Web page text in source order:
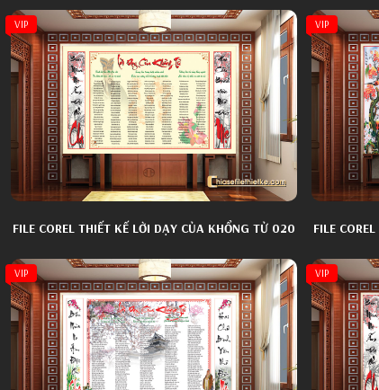
VIP
FILE COREL THIẾT KẾ LỜI DẠY CỦA KHỔNG TỬ 020
VIP
FILE
VIP VIP